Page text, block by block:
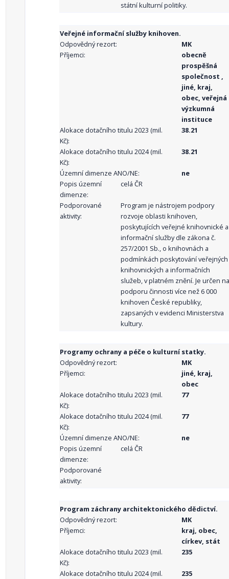
státní kulturní politiky.
Veřejné informační služby knihoven.
Odpovědný rezort:
MK
Příjemci:
obecně
prospěšná
společnost ,
jiné, kraj,
obec, veřejná
výzkumná
instituce
Alokace dotačního titulu 2023 (mil.
Kč):
38.21
Alokace dotačního titulu 2024 (mil.
Kč):
38.21
Územní dimenze ANO/NE:
ne
Popis územní
dimenze:
celá ČR
Podporované
aktivity:
Program je nástrojem podpory
rozvoje oblasti knihoven,
poskytujících veřejné knihovnické a
informační služby dle zákona č.
257/2001 Sb., o knihovnách a
podmínkách poskytování veřejných
knihovnických a informačních
služeb, v platném znění. Je určen na
podporu činnosti více než 6 000
knihoven České republiky,
zapsaných v evidenci Ministerstva
kultury.
Programy ochrany a péče o kulturní statky.
Odpovědný rezort:
MK
Příjemci:
jiné, kraj,
obec
Alokace dotačního titulu 2023 (mil.
Kč):
77
Alokace dotačního titulu 2024 (mil.
Kč):
77
Územní dimenze ANO/NE:
ne
Popis územní
dimenze:
celá ČR
Podporované
aktivity:
Program záchrany architektonického dědictví.
Odpovědný rezort:
MK
Příjemci:
kraj, obec,
církev, stát
Alokace dotačního titulu 2023 (mil.
Kč):
235
Alokace dotačního titulu 2024 (mil.
235